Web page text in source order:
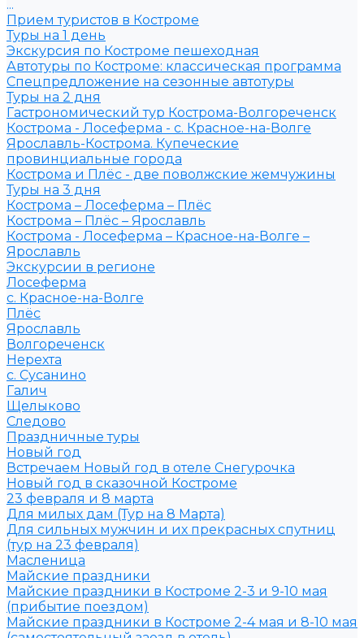
...
Прием туристов в Костроме
Туры на 1 день
Экскурсия по Костроме пешеходная
Автотуры по Костроме: классическая программа
Спецпредложение на сезонные автотуры
Туры на 2 дня
Гастрономический тур Кострома-Волгореченск
Кострома - Лосеферма - с. Красное-на-Волге
Ярославль-Кострома. Купеческие
провинциальные города
Кострома и Плёс - две поволжские жемчужины
Туры на 3 дня
Кострома – Лосеферма – Плёс
Кострома – Плёс – Ярославль
Кострома - Лосеферма – Красное-на-Волге –
Ярославль
Экскурсии в регионе
Лосеферма
с. Красное-на-Волге
Плёс
Ярославль
Волгореченск
Нерехта
с. Сусанино
Галич
Щелыково
Следово
Праздничные туры
Новый год
Встречаем Новый год в отеле Снегурочка
Новый год в сказочной Костроме
23 февраля и 8 марта
Для милых дам (Тур на 8 Марта)
Для сильных мужчин и их прекрасных спутниц
(тур на 23 февраля)
Масленица
Майские праздники
Майские праздники в Костроме 2-3 и 9-10 мая
(прибытие поездом)
Майские праздники в Костроме 2-4 мая и 8-10 мая